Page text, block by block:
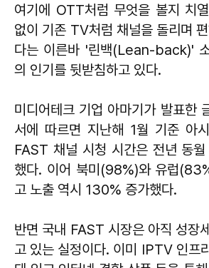
여기에 OTT처럼 무엇을 볼지 치
없이 기존 TV처럼 채널을 돌리며
다는 이른바 '린백(Lean-back)'
의 인기를 뒷받침하고 있다.
미디어테크 기업 아마기가 발표한
서에 따르면 지난해 1월 기준 아시
FAST 채널 시청 시간은 전년 동
했다. 이어 북미(98%)와 유럽
고 노출 역시 130% 증가했다.
반면 국내 FAST 시장은 아직 성장
고 있는 실정이다. 이미 IPTV 인프